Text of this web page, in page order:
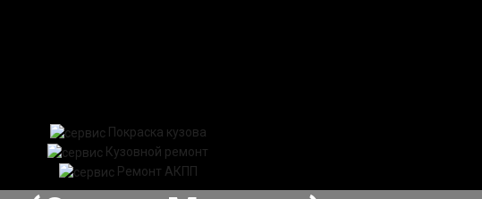
Покраска кузова
Кузовной ремонт
Ремонт АКПП